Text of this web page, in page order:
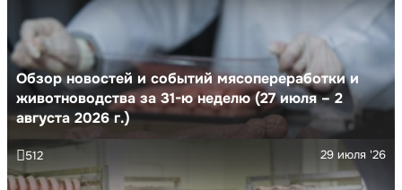
Обзор новостей и событий мясопереработки и
животноводства за 31-ю неделю (27 июля – 2
августа 2026 г.)
29 июля '26
512